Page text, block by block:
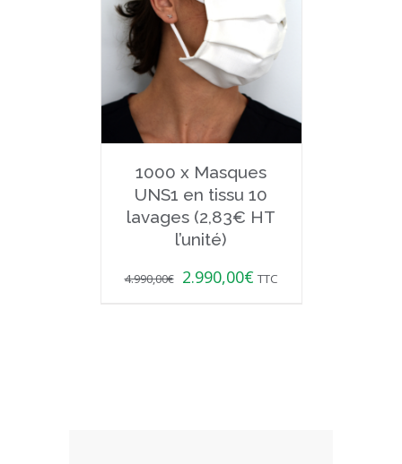
1000 x Masques
UNS1 en tissu 10
lavages (2,83€ HT
l’unité)
4.990,00€ 2.990,00€ TTC